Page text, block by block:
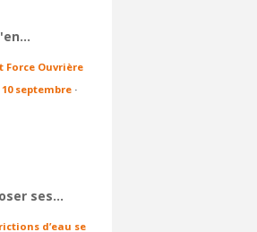
Force Ouvrière
septembre ·
ses…
d’eau se